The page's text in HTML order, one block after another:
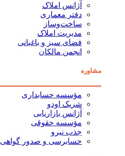
آژانس املاک
دفتر معماری
ساخت‌وساز
مدیریت املاک
فضای سبز و باغبانی
انجمن مالکان
مشاوره
مؤسسه حسابداری
شریک اودو
آژانس بازاریابی
مؤسسه حقوقی
جذب نیرو
حسابرسی و صدور گواهی